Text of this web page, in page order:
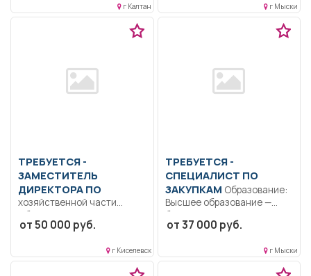
г Калтан г Мыски
ТРЕБУЕТСЯ -
ЗАМЕСТИТЕЛЬ
ДИРЕКТОРА ПО
хозяйственной части
Образование: Высшее
образование —
от 50 000 руб.
г Киселевск
ТРЕБУЕТСЯ -
СПЕЦИАЛИСТ ПО
ЗАКУПКАМ
Высшее образование —
бакалавриат.. Составление
закупочную документацию,
от 37 000 руб.
г Мыски